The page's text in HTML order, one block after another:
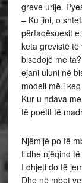
greve urije.
– Ku jini, o
përfaqësuesit
keta grevistë
bisedojë me
ejani uluni në
modeli më i
Kur u ndava
të poetit të
Njëmijë po të
Edhe njëqind
I dhjeti do të
Dhe në mbet